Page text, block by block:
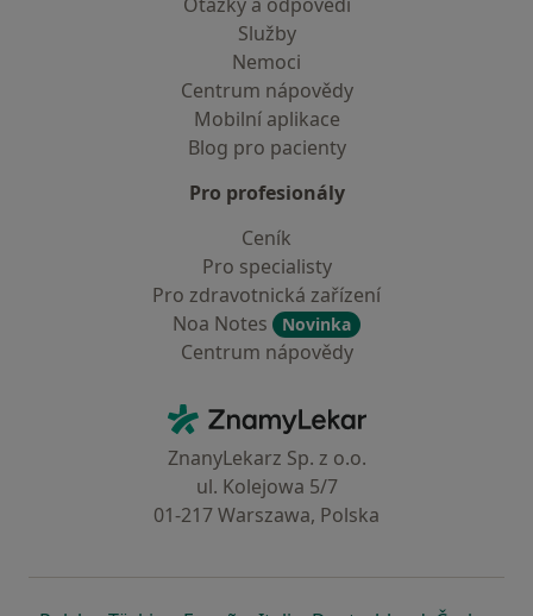
Služby
Nemoci
Centrum nápovědy
Mobilní aplikace
Blog pro pacienty
Pro profesionály
Ceník
Pro specialisty
Pro zdravotnická zařízení
Noa Notes
Novinka
Centrum nápovědy
ZnamyLekar - Hlavní stránka
ZnanyLekarz Sp. z o.o.
ul. Kolejowa 5/7
01-217 Warszawa, Polska